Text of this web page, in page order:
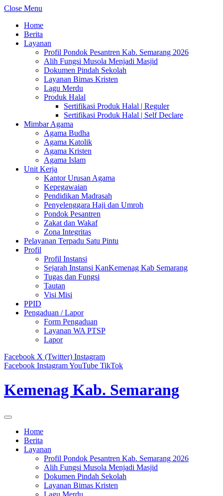
Close Menu
Home
Berita
Layanan
Profil Pondok Pesantren Kab. Semarang 2026
Alih Fungsi Musola Menjadi Masjid
Dokumen Pindah Sekolah
Layanan Bimas Kristen
Lagu Merdu
Produk Halal
Sertifikasi Produk Halal | Reguler
Sertifikasi Produk Halal | Self Declare
Mimbar Agama
Agama Budha
Agama Katolik
Agama Kristen
Agama Islam
Unit Kerja
Kantor Urusan Agama
Kepegawaian
Pendidikan Madrasah
Penyelenggara Haji dan Umroh
Pondok Pesantren
Zakat dan Wakaf
Zona Integritas
Pelayanan Terpadu Satu Pintu
Profil
Profil Instansi
Sejarah Instansi KanKemenag Kab Semarang
Tugas dan Fungsi
Tautan
Visi Misi
PPID
Pengaduan / Lapor
Form Pengaduan
Layanan WA PTSP
Lapor
Facebook X (Twitter) Instagram
Facebook InstagramYouTube TikTok
Kemenag Kab. Semarang
Home
Berita
Layanan
Profil Pondok Pesantren Kab. Semarang 2026
Alih Fungsi Musola Menjadi Masjid
Dokumen Pindah Sekolah
Layanan Bimas Kristen
Lagu Merdu